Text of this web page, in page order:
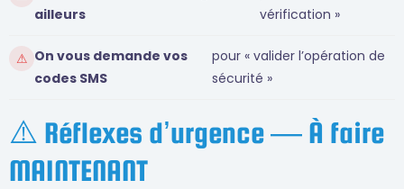
ailleurs
vérification »
⚠ On vous demande vos
codes SMS
pour « valider l’opération de
sécurité »
⚠️ Réflexes d’urgence — À faire
MAINTENANT